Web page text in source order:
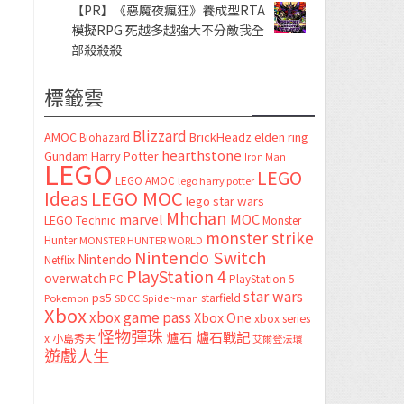
【PR】《惡魔夜瘋狂》養成型RTA
模擬RPG 死越多越強大不分敵我全
部殺殺殺
標籤雲
AMOC Biohazard Blizzard BrickHeadz elden ring
Gundam Harry Potter hearthstone Iron Man
LEGO LEGO AMOC lego harry potter LEGO
Ideas LEGO MOC lego star wars
LEGO Technic marvel Mhchan MOC Monster
Hunter MONSTER HUNTER WORLD monster strike
Netflix Nintendo Nintendo Switch
overwatch PC PlayStation 4 PlayStation 5
Pokemon ps5 SDCC Spider-man starfield star wars
Xboxxbox game passXbox One xbox series
x 小島秀夫怪物彈珠 爐石 爐石戰記艾爾登法環
遊戲人生